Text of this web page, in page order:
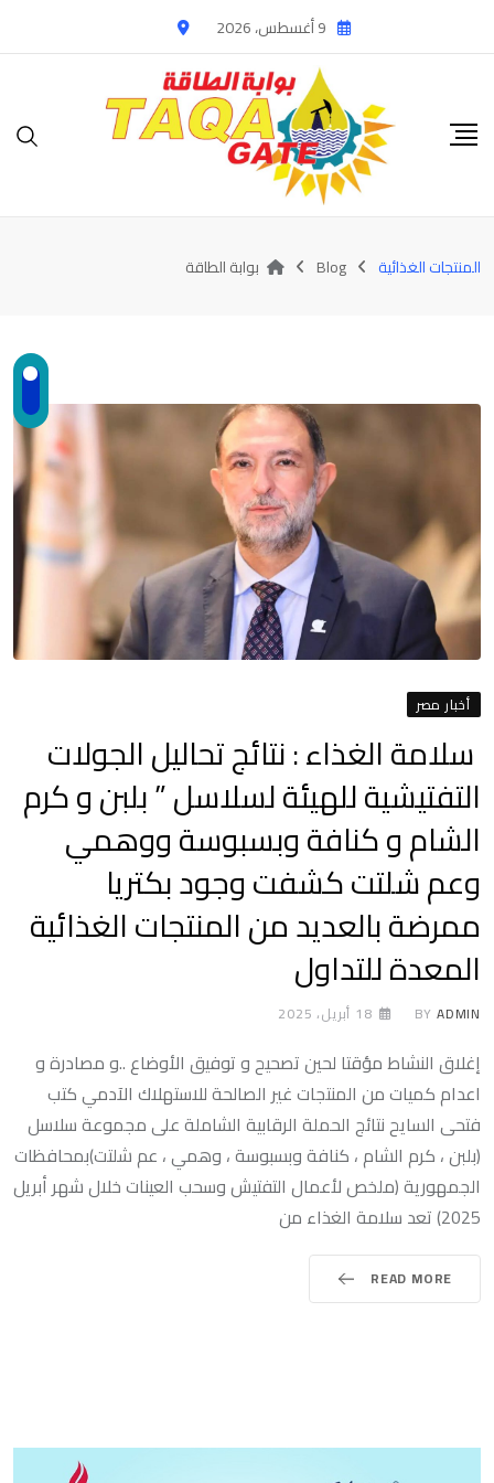
to
9 أغسطس، 2026
المنتجات الغذائية Blog بوابة الطاقة
أخبار مصر
سلامة الغذاء : نتائج تحاليل الجولات
التفتيشية للهيئة لسلاسل ” بلبن و كرم
الشام و كنافة وبسبوسة ووهمي
وعم شلتت كشفت وجود بكتريا
ممرضة بالعديد من المنتجات الغذائية
المعدة للتداول
BY ADMIN 18 أبريل، 2025
إغلاق النشاط مؤقتا لحين تصحيح و توفيق الأوضاع ..و مصادرة و
اعدام كميات من المنتجات غير الصالحة للاستهلاك الآدمي كتب
فتحى السايح نتائج الحملة الرقابية الشاملة على مجموعة سلاسل
(بلبن ، كرم الشام ، كنافة وبسبوسة ، وهمي ، عم شلتت)بمحافظات
الجمهورية (ملخص لأعمال التفتيش وسحب العينات خلال شهر أبريل
2025) تعد سلامة الغذاء من
READ MORE